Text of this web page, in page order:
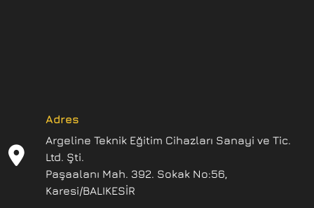
Adres
Argeline Teknik Eğitim Cihazları Sanayi ve Tic.
Ltd. Şti.
Paşaalanı Mah. 392. Sokak No:56,
Karesi/BALIKESİR